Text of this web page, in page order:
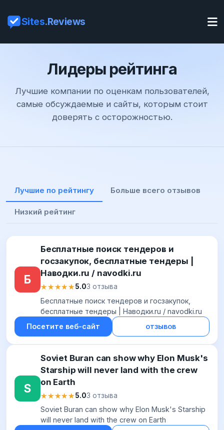
Sites.Reviews
Лидеры рейтинга
Лучшие компании по оценкам пользователей,
самые обсуждаемые и сайты, которым стоит
доверять с осторожностью.
Лучшие по рейтингу Больше всего отзывов
Низкий рейтинг
Б
Бесплатные поиск тендеров и
госзакупок, бесплатные тендеры |
Наводки.ru / navodki.ru
★★★★★
★★★★★5.03 отзыва
Бесплатные поиск тендеров и госзакупок,
бесплатные тендеры | Наводки.ru / navodki.ru
Посетите веб-сайт
отзывов
S
Soviet Buran can show why Elon Musk's
Starship will never land with the crew
on Earth
★★★★★
★★★★★5.03 отзыва
Soviet Buran can show why Elon Musk's Starship
will never land with the crew on Earth